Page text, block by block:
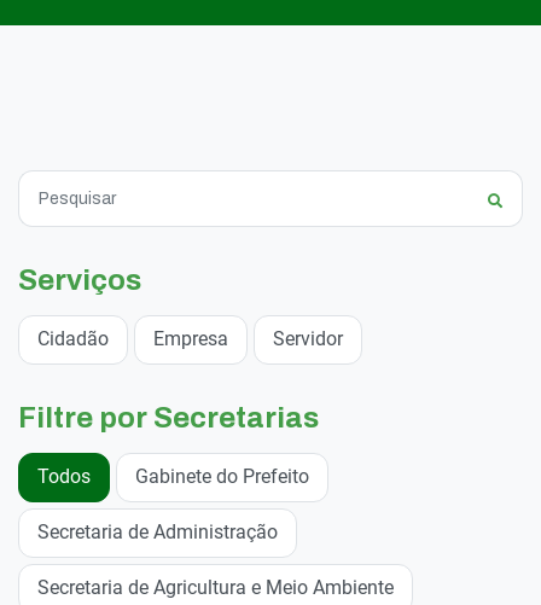
Serviços
Cidadão Empresa Servidor
Filtre por Secretarias
Todos Gabinete do Prefeito
Secretaria de Administração
Secretaria de Agricultura e Meio Ambiente